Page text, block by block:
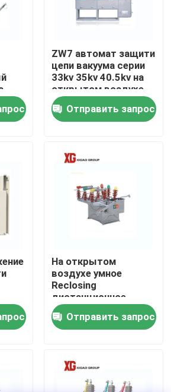
нагрузки воздуха
силы
ZW7 автомат защити
цепи вакуума серии
33kv 35kv 40.5kv на
открытом воздухе
Отправить запрос
На открытом
воздухе умное
Reclosing
дистанционное
управление
переключателя
автомата защити
Отправить запрос